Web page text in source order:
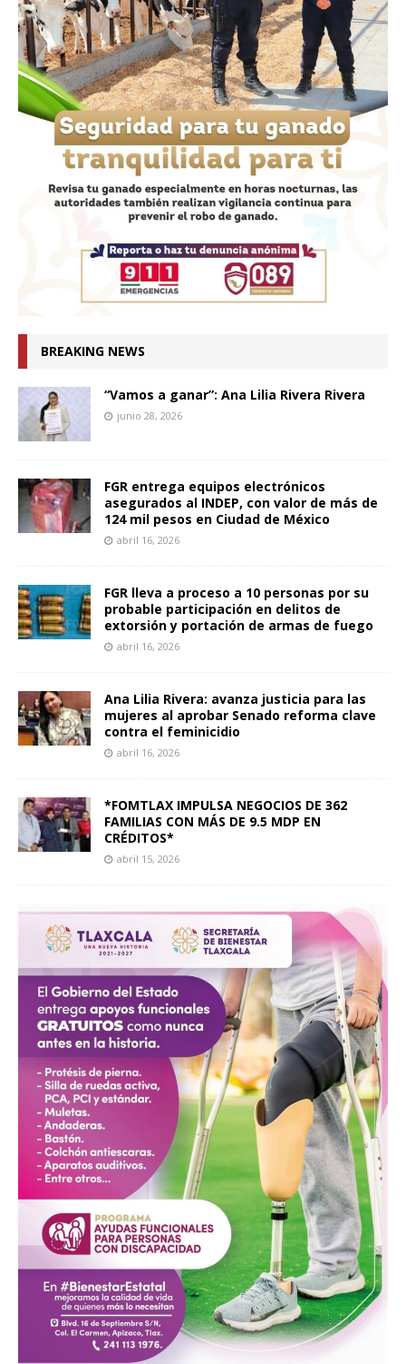
BREAKING NEWS
“Vamos a ganar”: Ana Lilia Rivera Rivera
junio 28, 2026
FGR entrega equipos electrónicos
asegurados al INDEP, con valor de más de
124 mil pesos en Ciudad de México
abril 16, 2026
FGR lleva a proceso a 10 personas por su
probable participación en delitos de
extorsión y portación de armas de fuego
abril 16, 2026
Ana Lilia Rivera: avanza justicia para las
mujeres al aprobar Senado reforma clave
contra el feminicidio
abril 16, 2026
*FOMTLAX IMPULSA NEGOCIOS DE 362
FAMILIAS CON MÁS DE 9.5 MDP EN
CRÉDITOS*
abril 15, 2026